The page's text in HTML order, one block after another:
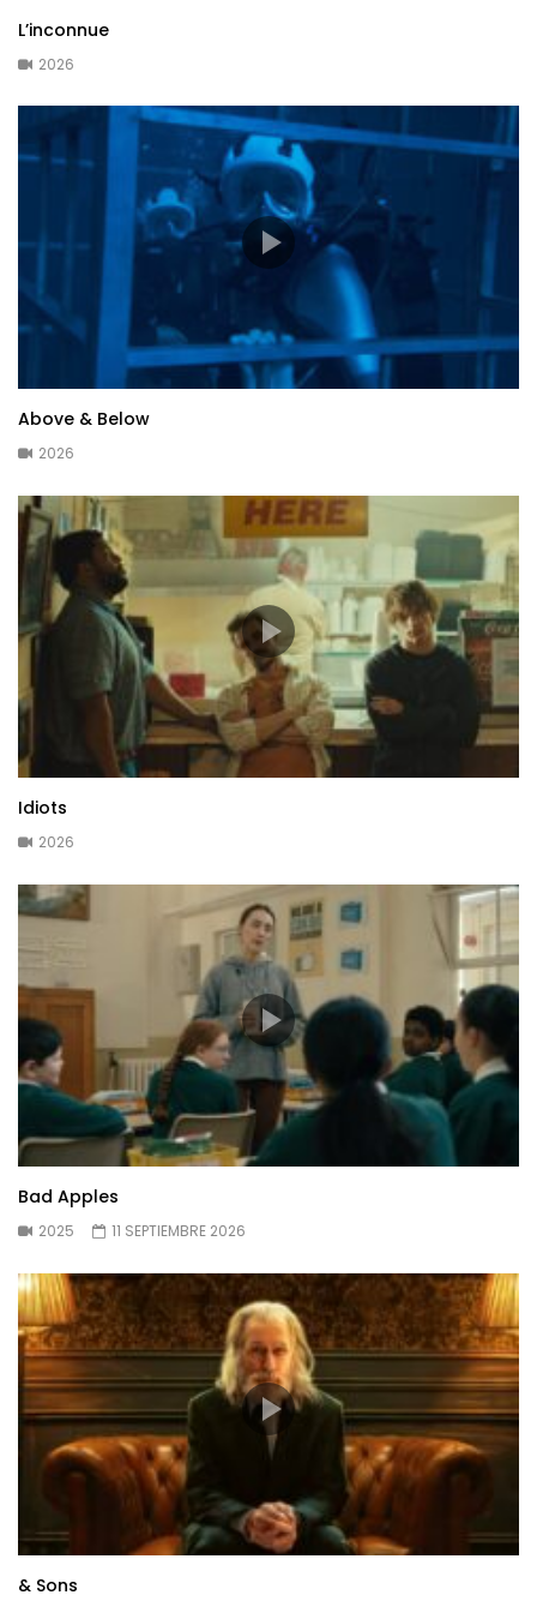
L’inconnue
2026
Above & Below
2026
Idiots
2026
Bad Apples
2025 11 SEPTIEMBRE 2026
& Sons